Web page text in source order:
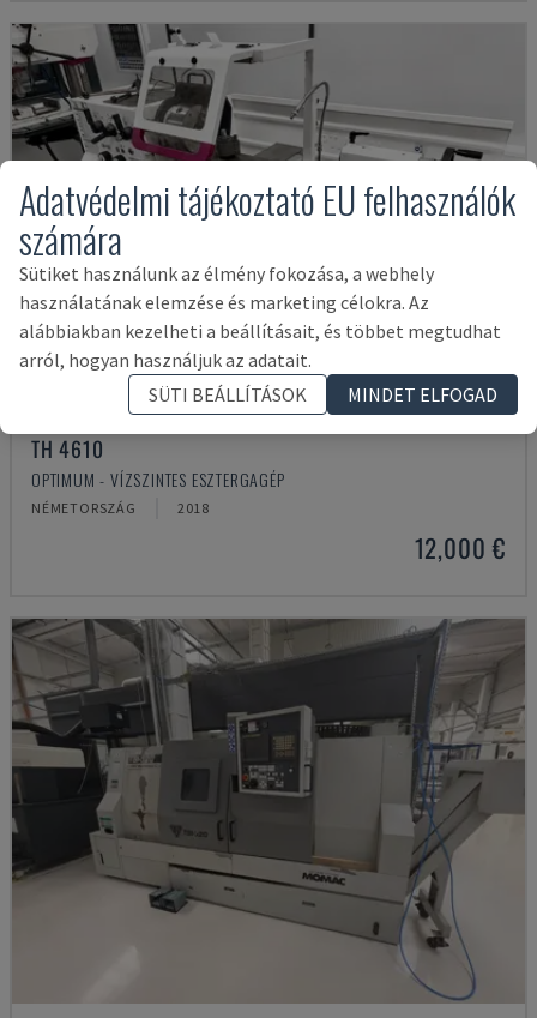
TH 4610
OPTIMUM - VÍZSZINTES ESZTERGAGÉP
NÉMETORSZÁG 2018
12,000 €
Adatvédelmi tájékoztató EU felhasználók
számára
Sütiket használunk az élmény fokozása, a webhely
használatának elemzése és marketing célokra. Az
alábbiakban kezelheti a beállításait, és többet megtudhat
arról, hogyan használjuk az adatait.
SÜTI BEÁLLÍTÁSOK
MINDET ELFOGAD